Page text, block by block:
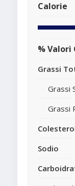
Calorie
%
Grassi
Grassi
Grassi
Sodio